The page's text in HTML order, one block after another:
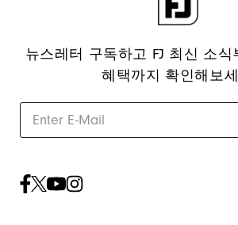
뉴스레터 구독하고 FJ 최신 소
혜택까지 확인해보